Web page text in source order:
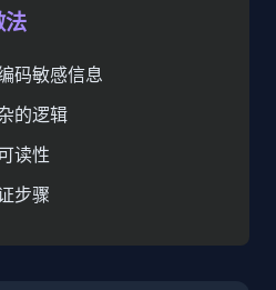
法
码敏感信息
的逻辑
读性
步骤